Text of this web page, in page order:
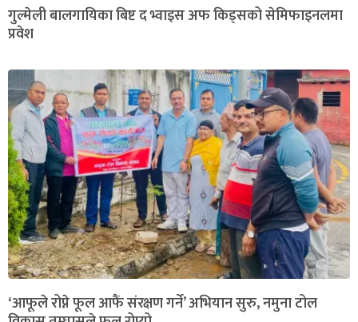
गुल्मेली बालगायिका बिष्ट द भ्वाइस अफ किड्सको सेमिफाइनलमा
प्रवेश
‘आफूले रोप्ने फूल आफैं संरक्षण गर्ने’ अभियान सुरु, नमुना टोल